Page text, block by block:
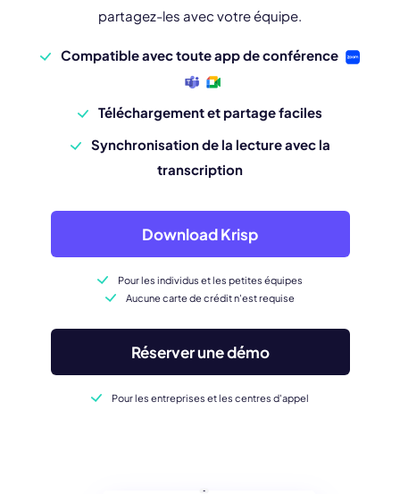
partagez-les avec votre équipe.
Compatible avec toute app de conférence
Téléchargement et partage faciles
Synchronisation de la lecture avec la
transcription
Download Krisp
Pour les individus et les petites équipes
Aucune carte de crédit n'est requise
Réserver une démo
Pour les entreprises et les centres d'appel